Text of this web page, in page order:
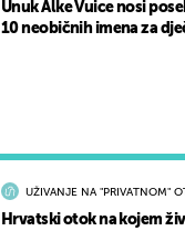
UŽIVANJE NA "PRIVATNOM"
Hrvatski otok na kojem
Unuk Alke Vuice nosi
10 neobičnih imena za